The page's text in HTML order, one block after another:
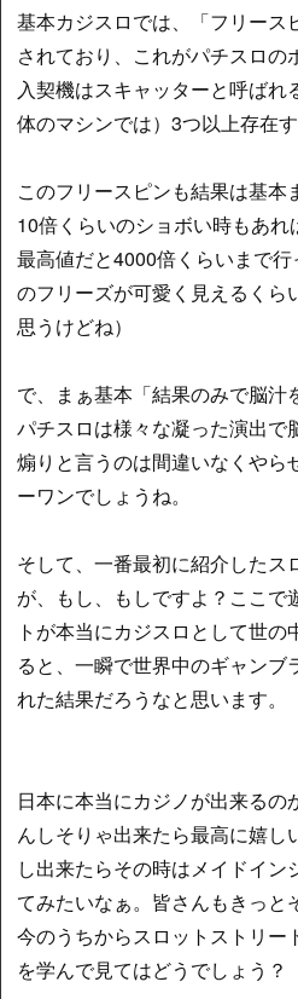
基本カジスロでは、「フリース
されており、これがパチスロの
入契機はスキャッターと呼ばれ
体のマシンでは）3つ以上存在す
このフリースピンも結果は基
10倍くらいのショボい時もあれ
最高値だと4000倍くらいまで
のフリーズが可愛く見えるくら
思うけどね）
で、まぁ基本「結果のみで脳汁
パチスロは様々な凝った演出で
煽りと言うのは間違いなくやら
ーワンでしょうね。
そして、一番最初に紹介したス
が、もし、もしですよ？ここで
トが本当にカジスロとして世の
ると、一瞬で世界中のギャンブ
れた結果だろうなと思います。
日本に本当にカジノが出来る
んしそりゃ出来たら最高に嬉し
し出来たらその時はメイドイン
てみたいなぁ。皆さんもきっと
今のうちからスロットストリー
を学んで見てはどうでしょう？